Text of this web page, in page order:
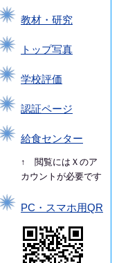
教材・研究
トップ写真
学校評価
認証ページ
給食センター
↑ 閲覧にはＸのア
カウントが必要です
PC・スマホ用QR